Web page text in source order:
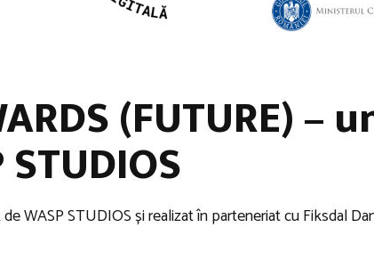
(FUTURE) –
WASP STUDIOS și realizat în parteneriat cu Fiksdal